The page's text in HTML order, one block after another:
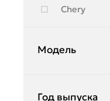
Chery
Citroen
Модель
Год выпуска